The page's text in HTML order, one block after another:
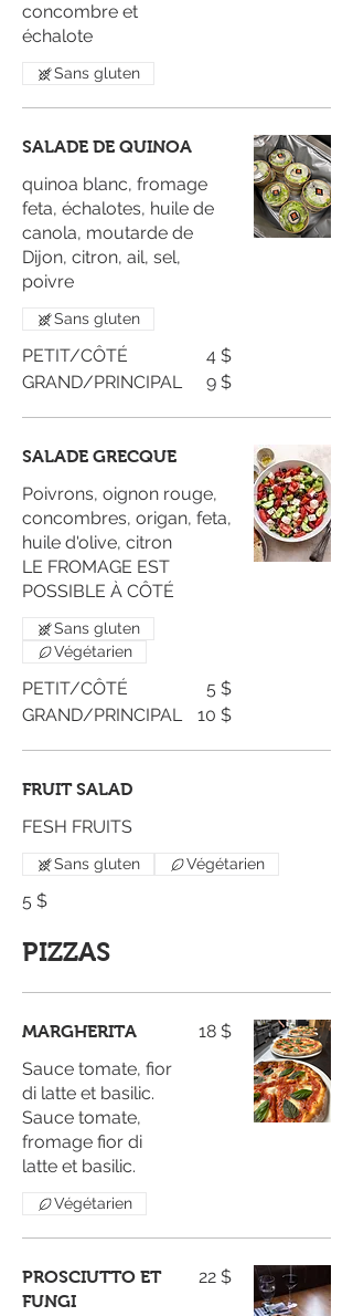
concombre et
échalote
Sans gluten
SALADE DE QUINOA
quinoa blanc, fromage
feta, échalotes, huile de
canola, moutarde de
Dijon, citron, ail, sel,
poivre
PETIT/CÔTÉ
4 $
GRAND/PRINCIPAL
9 $
Sans gluten
SALADE GRECQUE
Poivrons, oignon rouge,
concombres, origan, feta,
huile d'olive, citron
LE FROMAGE EST
POSSIBLE À CÔTÉ
PETIT/CÔTÉ
5 $
GRAND/PRINCIPAL
10 $
Sans gluten
Végétarien
FRUIT SALAD
FESH FRUITS
5 $
Sans gluten Végétarien
PIZZAS
MARGHERITA
Sauce tomate, fior
di latte et basilic.
Sauce tomate,
fromage fior di
latte et basilic.
18 $
Végétarien
PROSCIUTTO ET
FUNGI
22 $